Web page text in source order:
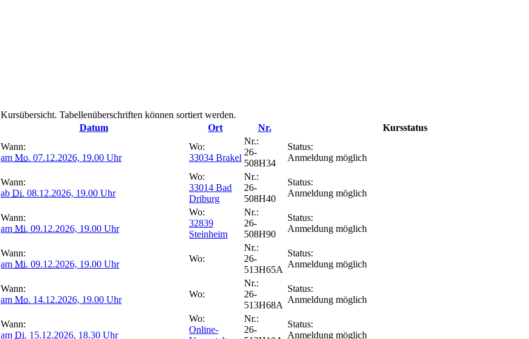
Kursübersicht. Tabellenüberschriften können sortiert werden.
Datum Ort Nr. Kursstatus
Wann:
am Mo. 07.12.2026, 19.00 Uhr
Wo:
33034 Brakel
Nr.:
26-
508H34
Status:
Anmeldung möglich
Wann:
ab Di. 08.12.2026, 19.00 Uhr
Wo:
33014 Bad
Driburg
Nr.:
26-
508H40
Status:
Anmeldung möglich
Wann:
am Mi. 09.12.2026, 19.00 Uhr
Wo:
32839
Steinheim
Nr.:
26-
508H90
Status:
Anmeldung möglich
Wann:
am Mi. 09.12.2026, 19.00 Uhr
Wo:
Nr.:
26-
513H65A
Status:
Anmeldung möglich
Wann:
am Mo. 14.12.2026, 19.00 Uhr
Wo:
Nr.:
26-
513H68A
Status:
Anmeldung möglich
Wann:
am Di. 15.12.2026, 18.30 Uhr
Wo:
Online-
Nr.:
26-
Status:
Anmeldung möglich